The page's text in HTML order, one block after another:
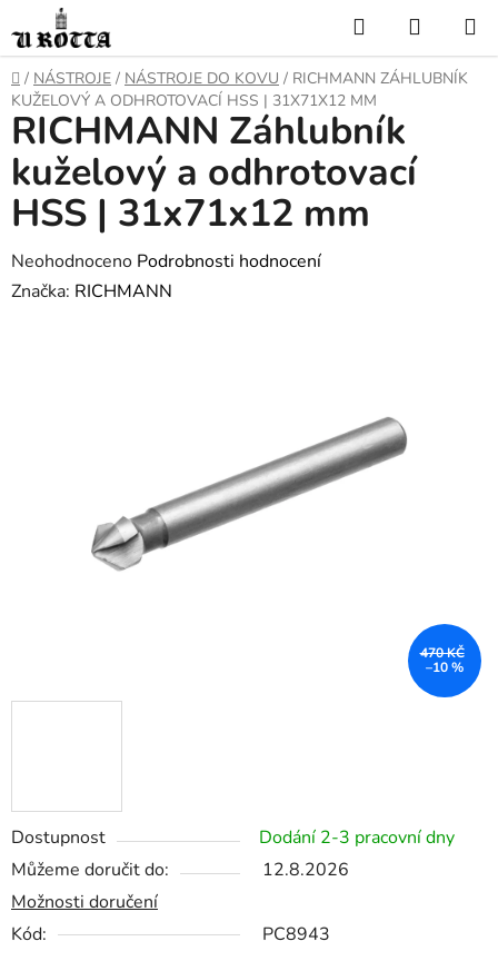
na
obsah
Hledat
KOŠÍK
DOMŮ
/ NÁSTROJE / NÁSTROJE DO KOVU / RICHMANN ZÁHLUBNÍK
KUŽELOVÝ A ODHROTOVACÍ HSS | 31X71X12 MM
Dostupnost
Dodání 2-3 pracovní dny
Můžeme doručit do:
12.8.2026
Možnosti doručení
Kód:
PC8943
RICHMANN Záhlubník
kuželový a odhrotovací
HSS | 31x71x12 mm
Průměrné
hodnocení
Neohodnoceno Podrobnosti hodnocení
Značka: RICHMANN
470 KČ
–10 %